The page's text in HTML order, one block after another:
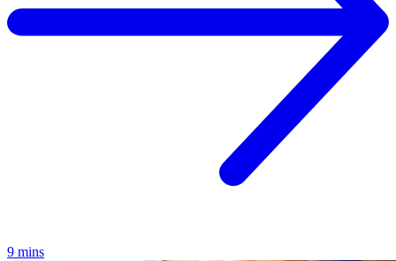
9 mins